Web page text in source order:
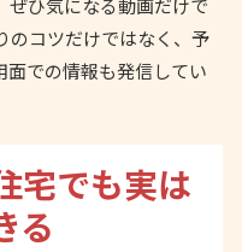
ぜひ気になる動画だけで
のコツだけではなく、予
での情報も発信してい
宅でも実は
る